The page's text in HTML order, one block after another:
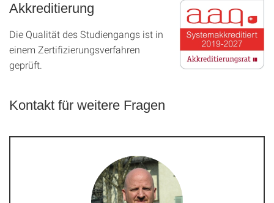
Akkreditierung
Die Qualität des Studien­gangs ist in
einem Zer­ti­fizier­ungs­ver­fahren
geprüft.
Kontakt für weitere Fragen